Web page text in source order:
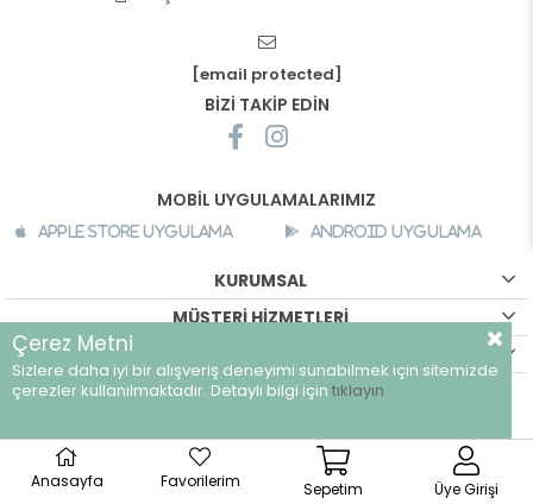
[email protected]
BİZİ TAKİP EDİN
MOBİL UYGULAMALARIMIZ
Apple Store Uygulama Android Uygulama
KURUMSAL
MÜŞTERİ HİZMETLERİ
©breeze.com.tr - Tüm hakları saklıdır.
Anasayfa Favorilerim Sepetim Üye Girişi
Çerez Metni
Sizlere daha iyi bir alışveriş deneyimi sunabilmek için sitemizde
çerezler kullanılmaktadır. Detaylı bilgi için tıklayın